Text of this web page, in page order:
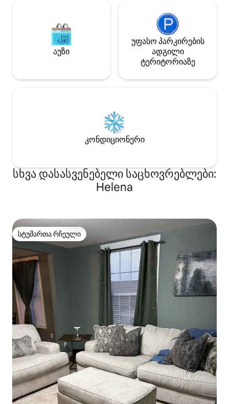
აუზი
უფასო პარკირების
ადგილი
ტერიტორიაზე
კონდიციონერი
სხვა დასასვენებელი საცხოვრებლები:
Helena
სტუმართა რჩეული
სტუმართა რჩეული